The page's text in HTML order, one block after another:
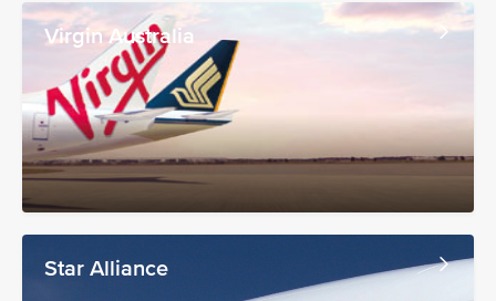
Virgin Australia
Star Alliance